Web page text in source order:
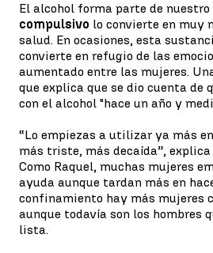
El alcohol forma parte de nuestro
compulsivo lo convierte en muy
salud. En ocasiones, esta
convierte en refugio de las
aumentado entre las mujeres.
que explica que se dio cuenta de
con el alcohol "hace un año y
“Lo empiezas a utilizar ya más
más triste, más decaída”,
Como Raquel, muchas mujeres
ayuda aunque tardan más en
confinamiento hay más mujeres
aunque todavía son los hombres
lista.